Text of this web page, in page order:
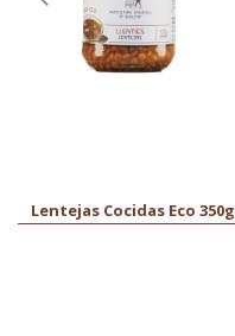
Lentejas Cocidas Eco 350g